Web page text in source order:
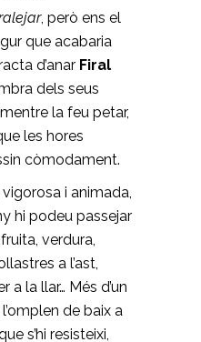
, però ens el
que acabaria
d’anar Firal
dels seus
la feu petar,
les hores
còmodament.
i animada,
hi podeu passejar
verdura,
a l’ast,
la llar… Més d’un
de baix a
s’hi resisteixi,